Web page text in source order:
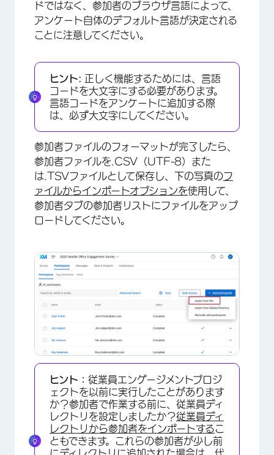
×
ドではなく、参加者のブラウザ言語によって、
アンケート自体のデフォルト言語が決定される
ことに注意してください。
ヒント: 正しく機能するためには、言語
コードを大文字にする必要があります。
言語コードをアンケートに追加する際
は、必ず大文字にしてください。
参加者ファイルのフォーマットが完了したら、
参加者ファイルを.CSV（UTF-8）また
は.TSVファイルとして保存し、下の写真のフ
ァイルからインポートオプションを使用して、
参加者タブの参加者リストにファイルをアップ
ロードしてください。
ヒント： 従業員エンゲージメントプロジ
ェクトを以前に実行したことがあります
か？参加者で作業する前に、従業員ディ
レクトリを設定しましたか？従業員ディ
レクトリから参加者をインポートするこ
ともできます。これらの参加者が少し前
にディレクトリに追加された場合は、代